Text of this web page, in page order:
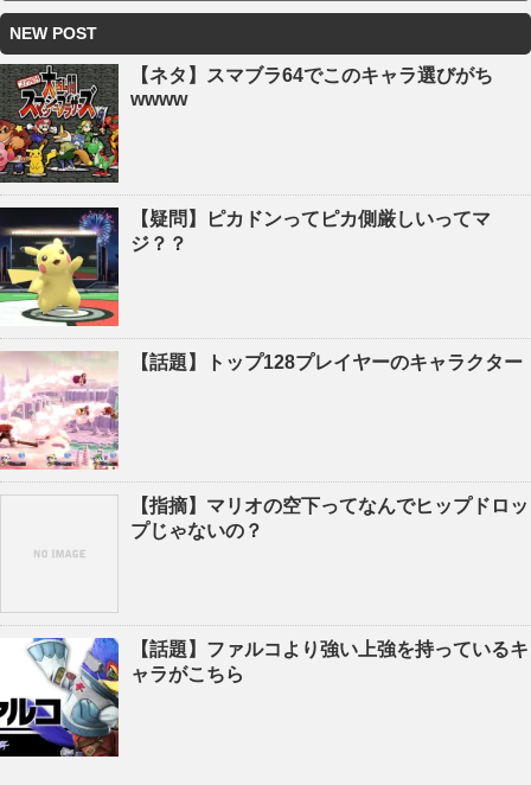
NEW POST
【ネタ】スマブラ64でこのキャラ選びがち
wwww
【疑問】ピカドンってピカ側厳しいってマ
ジ？？
【話題】トップ128プレイヤーのキャラクター
【指摘】マリオの空下ってなんでヒップドロッ
プじゃないの？
【話題】ファルコより強い上強を持っているキ
ャラがこちら